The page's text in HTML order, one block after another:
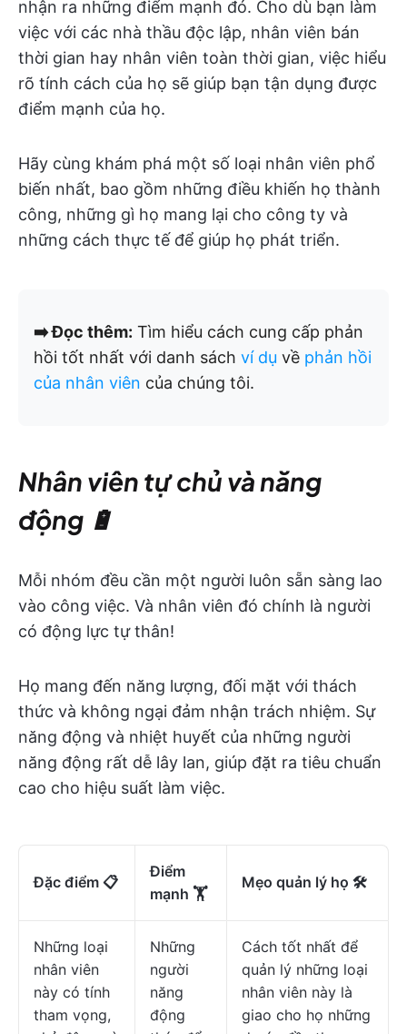
nhận ra những điểm mạnh đó. Cho dù bạn làm
việc với các nhà thầu độc lập, nhân viên bán
thời gian hay nhân viên toàn thời gian, việc hiểu
rõ tính cách của họ sẽ giúp bạn tận dụng được
điểm mạnh của họ.
Hãy cùng khám phá một số loại nhân viên phổ
biến nhất, bao gồm những điều khiến họ thành
công, những gì họ mang lại cho công ty và
những cách thực tế để giúp họ phát triển.
➡️ Đọc thêm: Tìm hiểu cách cung cấp phản
hồi tốt nhất với danh sách ví dụ về phản hồi
của nhân viên của chúng tôi.
Nhân viên tự chủ và năng
động 🔋
Mỗi nhóm đều cần một người luôn sẵn sàng lao
vào công việc. Và nhân viên đó chính là người
có động lực tự thân!
Họ mang đến năng lượng, đối mặt với thách
thức và không ngại đảm nhận trách nhiệm. Sự
năng động và nhiệt huyết của những người
năng động rất dễ lây lan, giúp đặt ra tiêu chuẩn
cao cho hiệu suất làm việc.
Đặc điểm 📋
Điểm
mạnh 🏋
Mẹo quản lý họ 🛠️
Những loại
nhân viên
này có tính
tham vọng,
Những
người
năng
động
Cách tốt nhất để
quản lý những loại
nhân viên này là
giao cho họ những